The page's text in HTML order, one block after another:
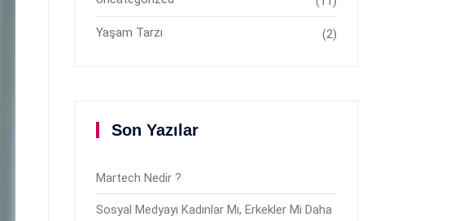
Yaşam Tarzı (2)
Son Yazılar
Martech Nedir ?
Sosyal Medyayı Kadınlar Mı, Erkekler Mi Daha